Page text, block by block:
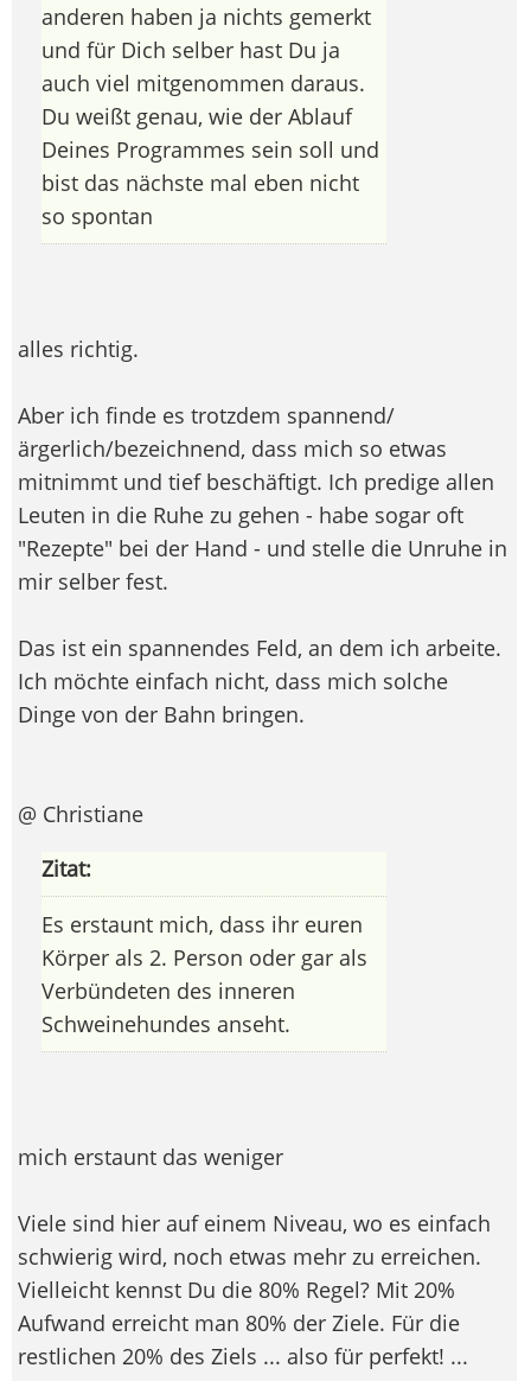
anderen haben ja nichts gemerkt
und für Dich selber hast Du ja
auch viel mitgenommen daraus.
Du weißt genau, wie der Ablauf
Deines Programmes sein soll und
bist das nächste mal eben nicht
so spontan
alles richtig.
Aber ich finde es trotzdem spannend/
ärgerlich/bezeichnend, dass mich so etwas
mitnimmt und tief beschäftigt. Ich predige allen
Leuten in die Ruhe zu gehen - habe sogar oft
"Rezepte" bei der Hand - und stelle die Unruhe in
mir selber fest.
Das ist ein spannendes Feld, an dem ich arbeite.
Ich möchte einfach nicht, dass mich solche
Dinge von der Bahn bringen.
@ Christiane
Zitat:
Es erstaunt mich, dass ihr euren
Körper als 2. Person oder gar als
Verbündeten des inneren
Schweinehundes anseht.
mich erstaunt das weniger
Viele sind hier auf einem Niveau, wo es einfach
schwierig wird, noch etwas mehr zu erreichen.
Vielleicht kennst Du die 80% Regel? Mit 20%
Aufwand erreicht man 80% der Ziele. Für die
restlichen 20% des Ziels ... also für perfekt! ...